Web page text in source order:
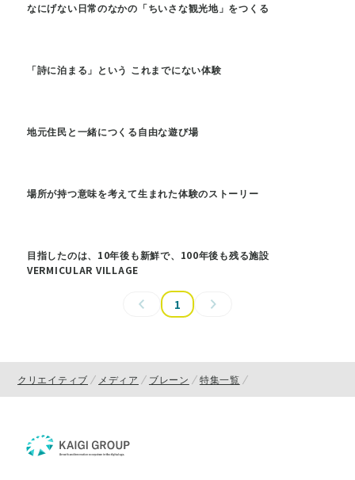
なにげない日常のなかの「ちいさな観光地」をつくる
「詩に泊まる」という これまでにない体験
地元住民と一緒につくる自由な遊び場
場所が持つ意味を考えて生まれた体験のストーリー
目指したのは、10年後も新鮮で、100年後も残る施設
VERMICULAR VILLAGE
1
クリエイティブ メディア ブレーン 特集一覧